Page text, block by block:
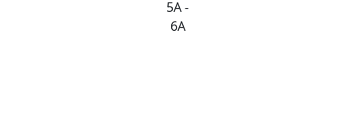
5A-
6A